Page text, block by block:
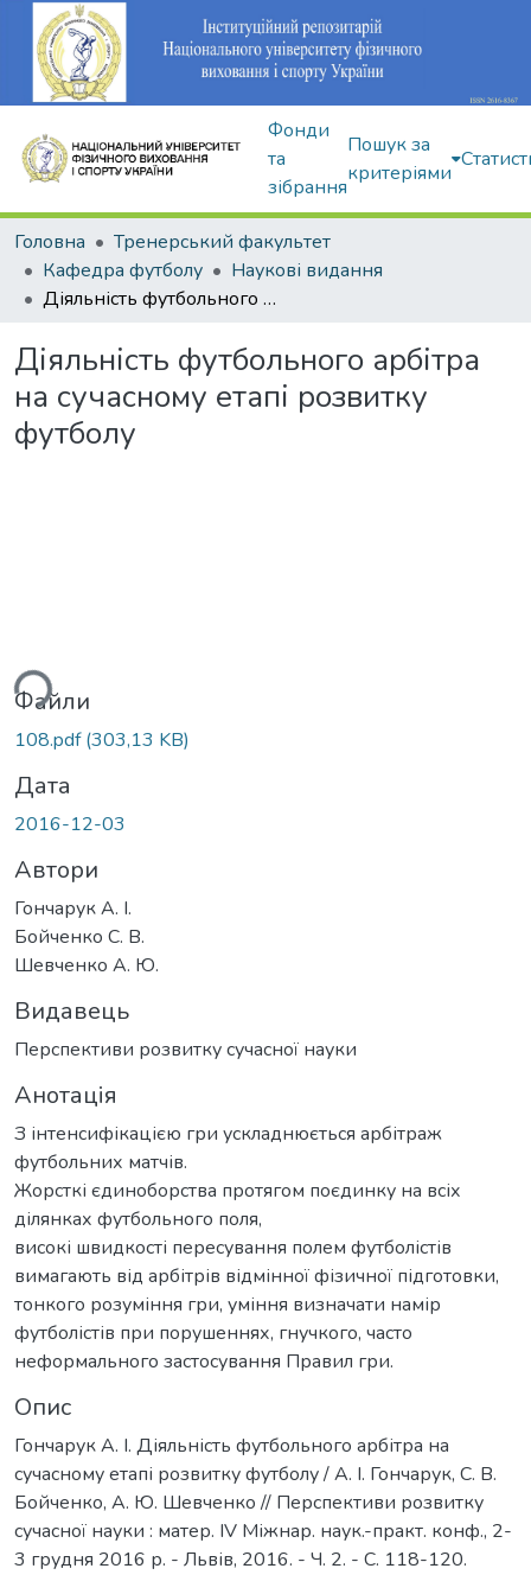
Фонди
та
зібрання
Пошук за
критеріями
Головна
Тренерський факультет
Кафедра футболу
Наукові видання
Діяльність футбольного арбітра на сучасному етапі розвитку футболу
Діяльність футбольного арбітра
на сучасному етапі розвитку
футболу
Файли
108.pdf(303,13 KB)
Дата
2016-12-03
Автори
Гончарук А. І.
Бойченко С. В.
Шевченко А. Ю.
Видавець
Перспективи розвитку сучасної науки
Анотація
З інтенсифікацією гри ускладнюється арбітраж
футбольних матчів.
Жорсткі єдиноборства протягом поєдинку на всіх
ділянках футбольного поля,
високі швидкості пересування полем футболістів
вимагають від арбітрів відмінної фізичної підготовки,
тонкого розуміння гри, уміння визначати намір
футболістів при порушеннях, гнучкого, часто
неформального застосування Правил гри.
Опис
Гончарук А. І. Діяльність футбольного арбітра на
сучасному етапі розвитку футболу / А. І. Гончарук, С. В.
Бойченко, А. Ю. Шевченко // Перспективи розвитку
сучасної науки : матер. IV Міжнар. наук.-практ. конф., 2-
3 грудня 2016 р. - Львів, 2016. - Ч. 2. - С. 118-120.